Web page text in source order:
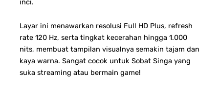
inci.
Layar ini menawarkan resolusi Full HD Plus, refresh
rate 120 Hz, serta tingkat kecerahan hingga 1.000
nits, membuat tampilan visualnya semakin tajam dan
kaya warna. Sangat cocok untuk Sobat Singa yang
suka streaming atau bermain game!